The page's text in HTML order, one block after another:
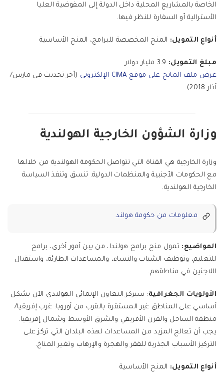
الخاصة بالمشاريع المحلية داخل الدولة إلى المفوضية العليا
الأسترالية أو السفارة للنظر فيها.
أنواع التمويل: المنح المخصصة للبرامج، المنح الأساسية
مبلغ التمويل:
عرض ملف المانح على موقع CIMA الإلكتروني
(آخر تحديث في مارس/
آذار 2018)
وزارة الشؤون الخارجية الهولندية
وزارة الخارجية هي القناة التي تتواصل الحكومة الهولندية من خلالها
مع الحكومات الأجنبية والمنظمات الدولية. تنسق وتنفذ السياسة
الخارجية الهولندية.
معلومات من حكومة هولند
المواضيع: تمول منح برامج هولندا، من بين أمور أخرى، برامج
للتعليم، وتوظيف الشباب والنساء، والمساعدات الطارئة، واستقبال
اللاجئين في مناطقهم.
الأولويات الجغرافية : سيركز التعاون الإنمائي الهولندي الآن بشكل
أساسي على المناطق غير المستقرة بالقرب من أوروبا: غرب إفريقيا/
منطقة الساحل والقرن الأفريقي والشرق الأوسط وشمال إفريقيا.
يجب أن تعالج المزيد من المساعدات لهذه البلدان التي تركز على
التركيز الأسباب الجذرية للفقر والهجرة والإرهاب وتغير المناخ.
أنواع التمويل: المنح الأساسية